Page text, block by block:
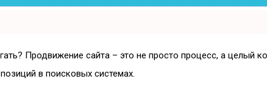
Продвижение сайта – это не просто процесс, а целый
в поисковых системах.